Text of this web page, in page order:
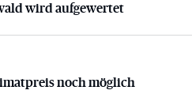
wird aufgewertet
noch möglich
noch möglich